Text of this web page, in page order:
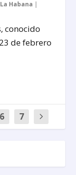
Habana |
conocido
de febrero
6 7